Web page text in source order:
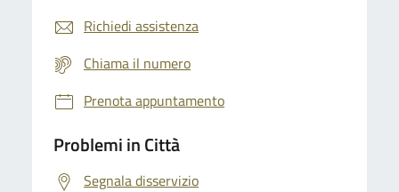
Richiedi assistenza
Chiama il numero
Prenota appuntamento
Problemi in Città
Segnala disservizio